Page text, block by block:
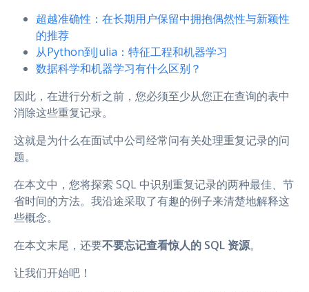
超越准确性：在长期用户保留中拥抱偶然性与新颖性
的推荐
从Python到Julia：特征工程和机器学习
数据科学和机器学习有什么区别？
因此，在进行分析之前，您必须至少从您正在查询的表中
消除这些重复记录。
这就是为什么在面试中公司经常问有关处理重复记录的问
题。
在本文中，您将探索 SQL 中识别重复记录的两种最佳、节
省时间的方法。我沿途采取了有趣的例子来清楚地解释这
些概念。
在本文末尾，还要不要忘记查看惊人的 SQL 资源。
让我们开始吧！